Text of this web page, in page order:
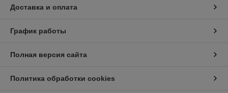
Доставка и оплата
График работы
Полная версия сайта
Политика обработки cookies